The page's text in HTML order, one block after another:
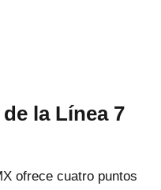
la Línea 7
ofrece cuatro puntos